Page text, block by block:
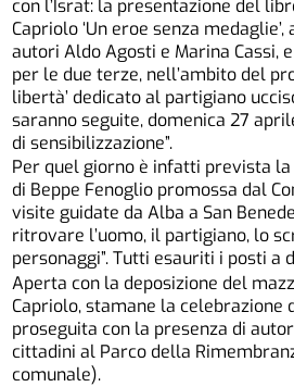
con l’Israt: la presentazione del
Capriolo ‘Un eroe senza
autori Aldo Agosti e Marina Cassi,
per le due terze, nell’ambito del
libertà’ dedicato al partigiano
saranno seguite, domenica 27
di sensibilizzazione”.
Per quel giorno è infatti prevista
di Beppe Fenoglio promossa dal
visite guidate da Alba a San
ritrovare l’uomo, il partigiano, lo
personaggi”. Tutti esauriti i posti a
Aperta con la deposizione del
Capriolo, stamane la celebrazione
proseguita con la presenza di
cittadini al Parco della
comunale).